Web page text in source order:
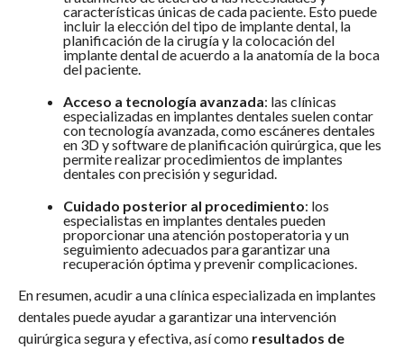
características únicas de cada paciente. Esto puede
incluir la elección del tipo de implante dental, la
planificación de la cirugía y la colocación del
implante dental de acuerdo a la anatomía de la boca
del paciente.
Acceso a tecnología avanzada: las clínicas
especializadas en implantes dentales suelen contar
con tecnología avanzada, como escáneres dentales
en 3D y software de planificación quirúrgica, que les
permite realizar procedimientos de implantes
dentales con precisión y seguridad.
Cuidado posterior al procedimiento: los
especialistas en implantes dentales pueden
proporcionar una atención postoperatoria y un
seguimiento adecuados para garantizar una
recuperación óptima y prevenir complicaciones.
En resumen, acudir a una clínica especializada en implantes
dentales puede ayudar a garantizar una intervención
quirúrgica segura y efectiva, así como resultados de